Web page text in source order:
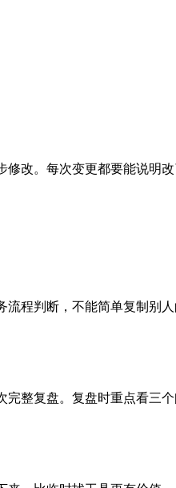
改。每次变更都要能说明
程判断，不能简单复制别
整复盘。复盘时重点看三